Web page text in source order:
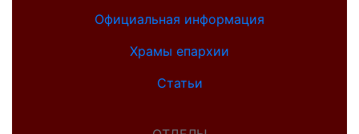
Официальная информация
Храмы епархии
Статьи